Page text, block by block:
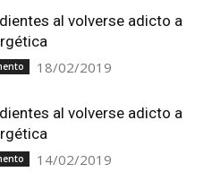
al volverse adicto a
18/02/2019
al volverse adicto a
14/02/2019